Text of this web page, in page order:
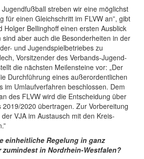
streben wir eine möglichst
für einen Gleichschritt im FLVW an”, gibt
Holger Bellinghoff einen ersten Ausblick
sind aber auch die Besonderheiten in der
und Jugendspielbetriebes zu
Vorsitzender des Verbands-Jugend-
die nächsten Meilensteine vor: „Der
Durchführung eines außerordentlichen
im Umlaufverfahren beschlossen. Dem
des FLVW wird die Entscheidung über
2019/2020 übertragen. Zur Vorbereitung
VJA im Austausch mit den Kreis-
einheitliche Regelung in ganz
in Nordrhein-Westfalen?